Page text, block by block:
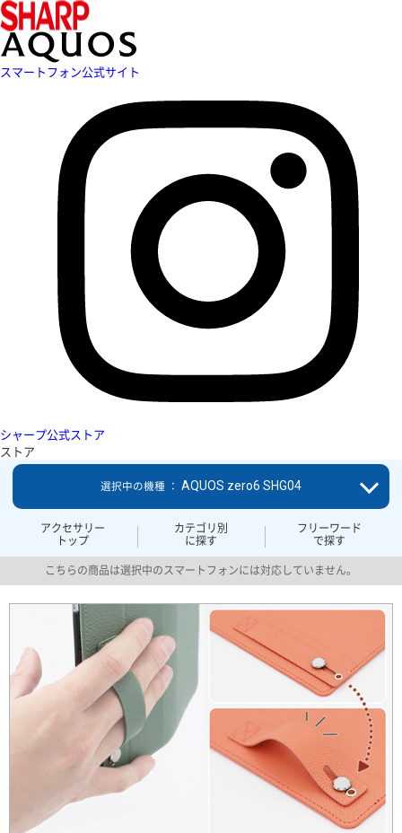
スマートフォン公式サイト
シャープ公式ストア
ストア
アクセサリー
トップ
カテゴリ別
に探す
フリーワード
で探す
選択中の機種 ： AQUOS zero6 SHG04
こちらの商品は選択中のスマートフォンには対応していません。